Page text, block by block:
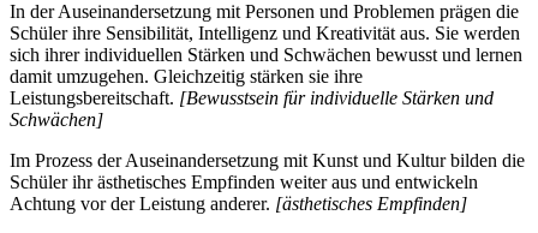
In der Auseinandersetzung mit Personen und Problemen prägen die
Schüler ihre Sensibilität, Intelligenz und Kreativität aus. Sie werden
sich ihrer individuellen Stärken und Schwächen bewusst und lernen
damit umzugehen. Gleichzeitig stärken sie ihre
Leistungsbereitschaft. [Bewusstsein für individuelle Stärken und
Schwächen]
Im Prozess der Auseinandersetzung mit Kunst und Kultur bilden die
Schüler ihr ästhetisches Empfinden weiter aus und entwickeln
Achtung vor der Leistung anderer. [ästhetisches Empfinden]